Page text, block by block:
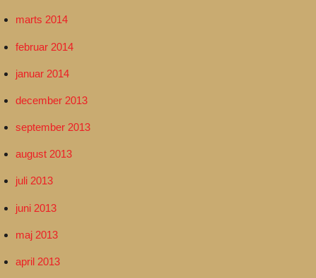
marts 2014
februar 2014
januar 2014
december 2013
september 2013
august 2013
juli 2013
juni 2013
maj 2013
april 2013